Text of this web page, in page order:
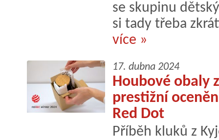
se skupinu
si tady třeba
více »
17. dubna 2024
Houbové obaly
prestižní
Red Dot
Příběh kluků z